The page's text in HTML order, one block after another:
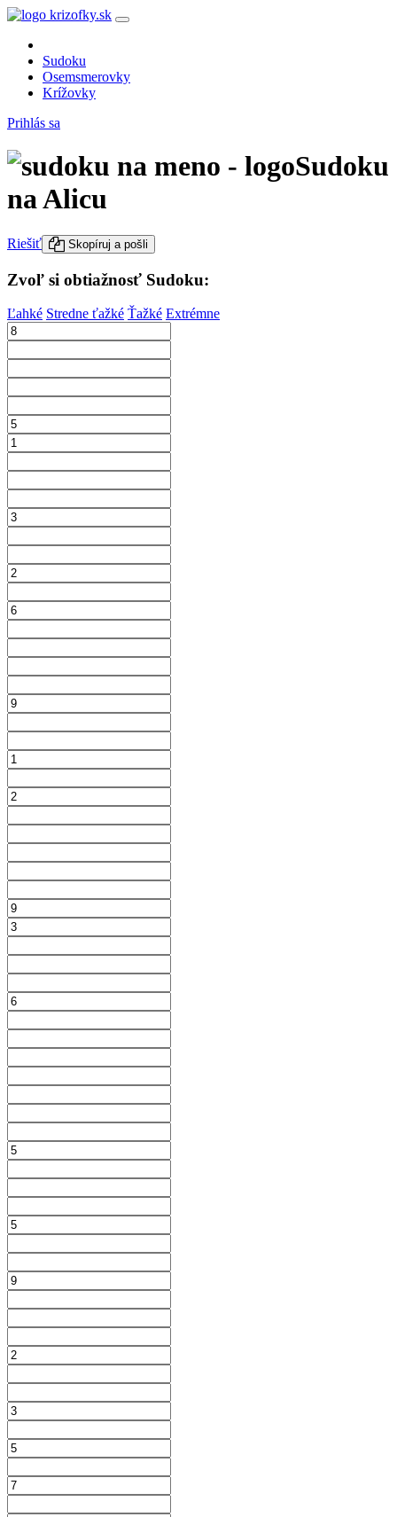
Sudoku
Osemsmerovky
Krížovky
Prihlás sa
Sudoku
na Alicu
Riešiť Skopíruj a pošli
Zvoľ si obtiažnosť Sudoku:
Ľahké Stredne ťažké Ťažké Extrémne